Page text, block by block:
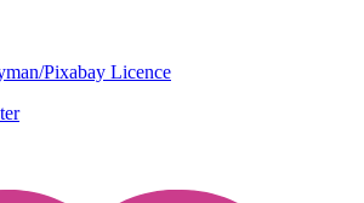
Pixabay Licence